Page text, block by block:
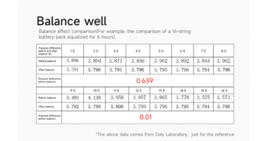
➔ Volta
➔ Z-Tech
➔ Kuba
PIESE DE SCHIMB
Acceleratii
Baterii 48V